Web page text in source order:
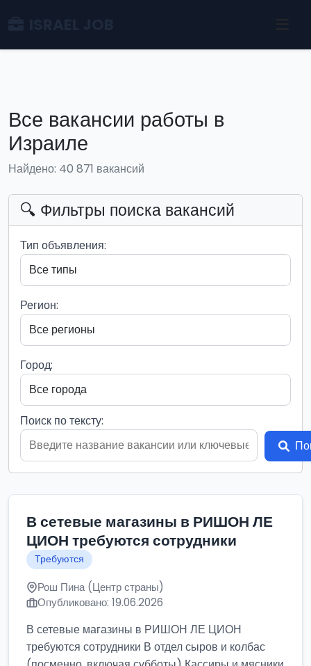
Все вакансии работы в
Израиле
Найдено: 40 871 вакансий
🔍 Фильтры поиска вакансий
Тип объявления:
Регион:
Город:
Поиск по тексту:
В сетевые магазины в РИШОН ЛЕ
ЦИОН требуются сотрудники
Требуются
Рош Пина (Центр страны)
Опубликовано: 19.06.2026
В сетевые магазины в РИШОН ЛЕ ЦИОН
требуются сотрудники В отдел сыров и колбас